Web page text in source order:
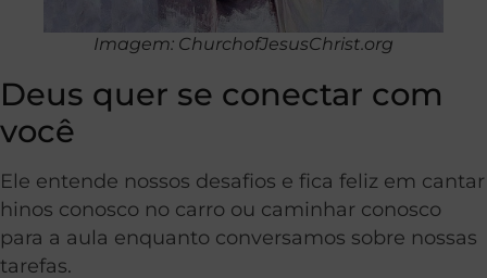
Imagem: ChurchofJesusChrist.org
Deus quer se conectar com
você
Ele entende nossos desafios e fica feliz em cantar
hinos conosco no carro ou caminhar conosco
para a aula enquanto conversamos sobre nossas
tarefas.